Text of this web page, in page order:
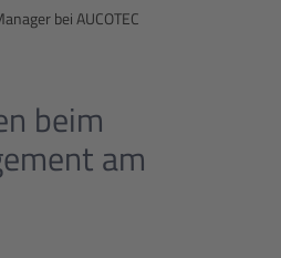
bei AUCOTEC
beim
am